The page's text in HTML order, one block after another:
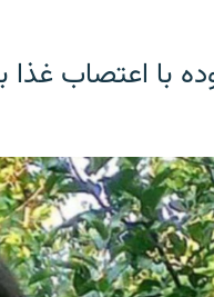
با اعتصاب